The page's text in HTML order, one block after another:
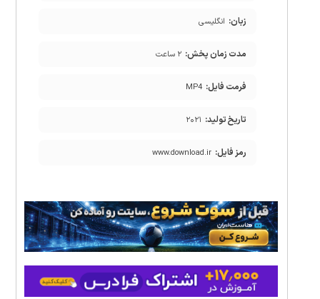
زبان: انگلیسی
مدت زمان پخش: ۲ ساعت
فرمت فایل: MP4
تاریخ تولید: ۲۰۲۱
رمز فایل: www.download.ir